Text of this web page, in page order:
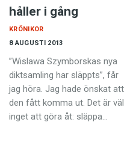
håller i gång
8 AUGUSTI 2013
KRÖNIKOR
”Wislawa Szymborskas nya
diktsamling har släppts”, får
jag höra. Jag hade önskat att
den fått komma ut. Det är väl
inget att göra åt: släppa…